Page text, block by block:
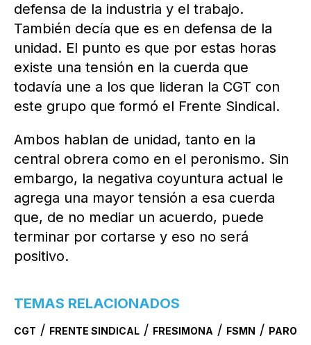
defensa de la industria y el trabajo.
También decía que es en defensa de la
unidad. El punto es que por estas horas
existe una tensión en la cuerda que
todavía une a los que lideran la CGT con
este grupo que formó el Frente Sindical.
Ambos hablan de unidad, tanto en la
central obrera como en el peronismo. Sin
embargo, la negativa coyuntura actual le
agrega una mayor tensión a esa cuerda
que, de no mediar un acuerdo, puede
terminar por cortarse y eso no será
positivo.
TEMAS RELACIONADOS
CGT / FRENTE SINDICAL / FRESIMONA / FSMN / PARO